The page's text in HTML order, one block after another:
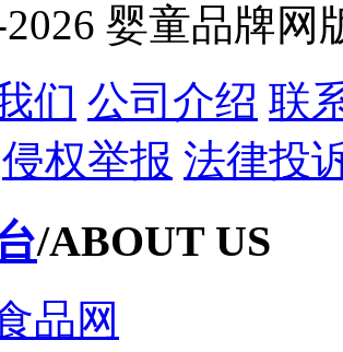
婴童品牌网
们 公司介绍 联
侵权举报 法律投
/ABOUT US
品网